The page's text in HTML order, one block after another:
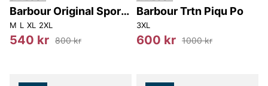
Barbour Original Sports
Tailored Polo Shirt
M L XL 2XL
540 kr 800 kr
Barbour Trtn Piqu Po
3XL
600 kr 1000 kr